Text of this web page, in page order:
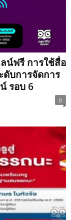
น์ฟรี การใช้สื่อ
ดับการจัดการ
รอบ 6
0